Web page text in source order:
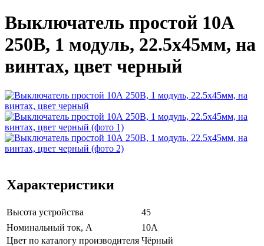
Выключатель простой 10А
250В, 1 модуль, 22.5х45мм, на
винтах, цвет черный
Характеристики
Высота устройства
45
Нoминальный ток, А
10А
Цвeт по каталогу производителя Чёрный